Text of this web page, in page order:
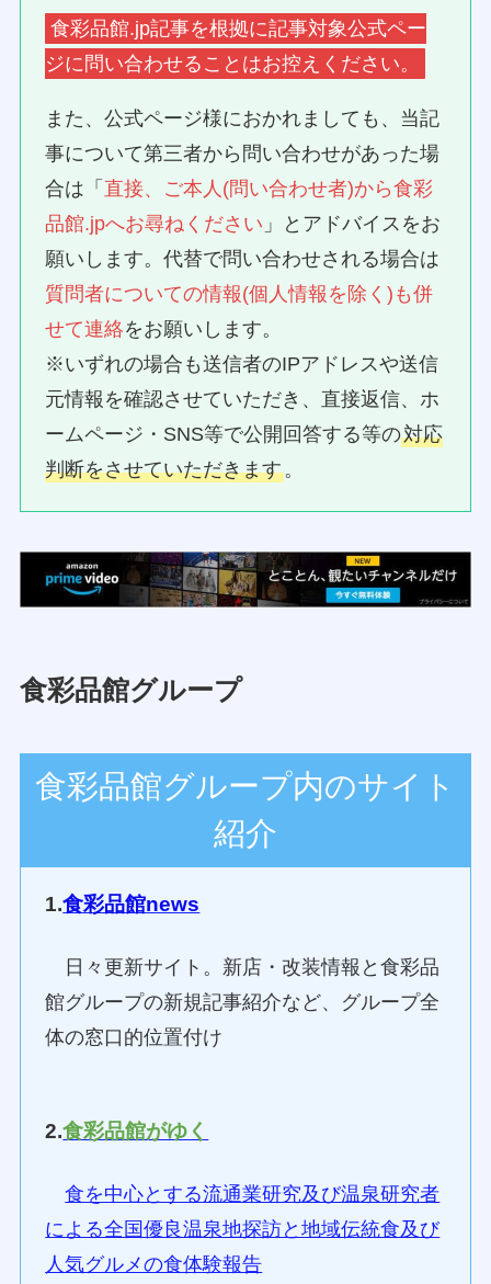
食彩品館.jp記事を根拠に記事対象公式ペー
ジに問い合わせることはお控えください。
また、公式ページ様におかれましても、当記
事について第三者から問い合わせがあった場
合は「 直接、ご本人(問い合わせ者)から食彩
品館.jpへお尋ねください 」とアドバイスをお
願いします。代替で問い合わせされる場合は
質問者についての情報(個人情報を除く)も併
せて連絡をお願いします。
※いずれの場合も送信者のIPアドレスや送信
元情報を確認させていただき、直接返信、ホ
ームページ・SNS等で公開回答する等の対応
判断をさせていただきます。
食彩品館グループ
食彩品館グループ内のサイト
紹介
1.食彩品館news
日々更新サイト。新店・改装情報と食彩品
館グループの新規記事紹介など、グループ全
体の窓口的位置付け
2.食彩品館がゆく
食を中心とする流通業研究及び温泉研究者
による全国優良温泉地探訪と地域伝統食及び
人気グルメの食体験報告